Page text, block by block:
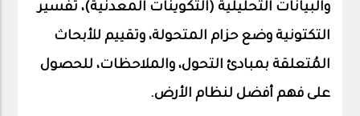
والبيانات التحليلية (التكوينات المعدنية)، تفسير
التكتونية وضع حزام المتحولة، وتقييم للأبحاث
المُتعلقة بمبادئ التحول، والملاحظات، للحصول
على فهم أفضل لنظام الأرض.